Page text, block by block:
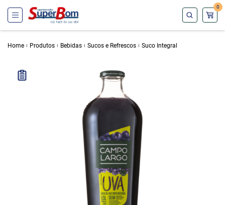
0
Home Produtos Bebidas Sucos e Refrescos Suco Integral